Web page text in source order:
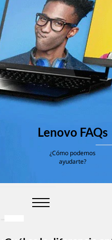
Lenovo FAQs
¿Cómo podemos
ayudarte?